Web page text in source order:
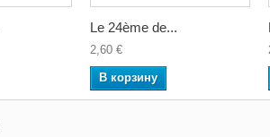
Le 24ème de...
2,60 €
В корзину